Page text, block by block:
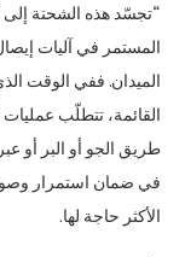
“تجسّد هذه الشحنة إلى
المستمر في آليات
الميدان. ففي الوقت
القائمة، تتطلّب
طريق الجو أو البر أو
في ضمان استمرار وصول
الأكثر حاجة لها.